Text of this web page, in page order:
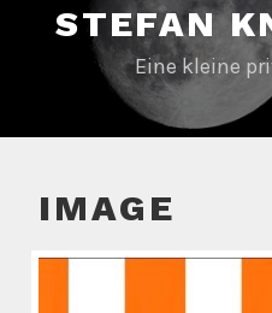
STEFAN
Eine kleine
IMAGE